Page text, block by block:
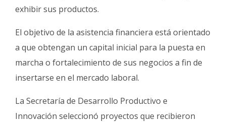
exhibir sus productos.
El objetivo de la asistencia financiera está orientado
a que obtengan un capital inicial para la puesta en
marcha o fortalecimiento de sus negocios a fin de
insertarse en el mercado laboral.
La Secretaría de Desarrollo Productivo e
Innovación seleccionó proyectos que recibieron